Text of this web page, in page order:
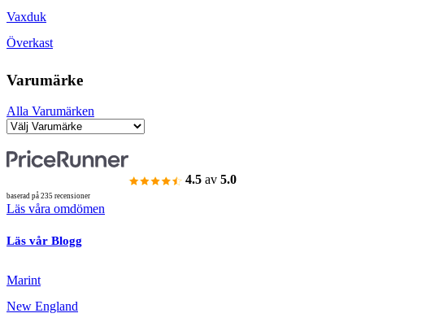
Vaxduk
Överkast
Varumärke
Alla Varumärken
4.5 av 5.0
baserad på 235 recensioner
Läs våra omdömen
Läs vår Blogg
Marint
New England